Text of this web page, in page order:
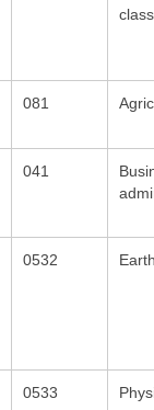
081
041
0532
0533